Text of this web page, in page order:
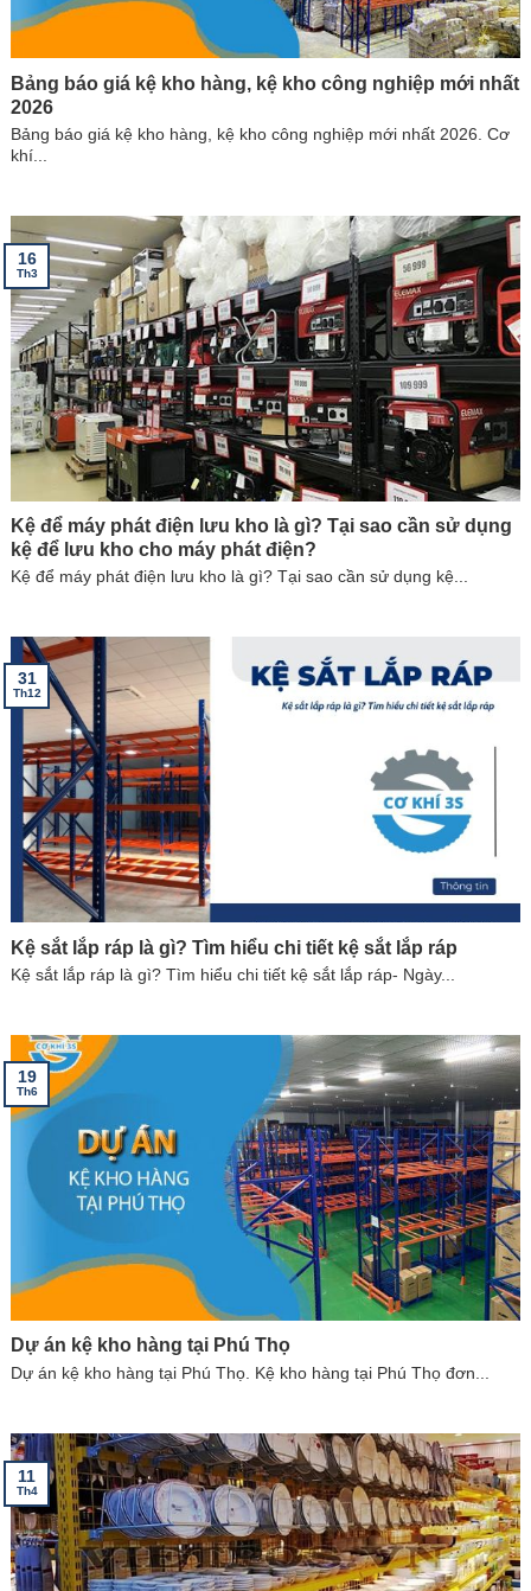
Bảng báo giá kệ kho hàng, kệ kho công nghiệp mới nhất
2026
Bảng báo giá kệ kho hàng, kệ kho công nghiệp mới nhất 2026. Cơ
khí...
Kệ để máy phát điện lưu kho là gì? Tại sao cần sử dụng
kệ để lưu kho cho máy phát điện?
Kệ để máy phát điện lưu kho là gì? Tại sao cần sử dụng kệ...
16
Th3
Kệ sắt lắp ráp là gì? Tìm hiểu chi tiết kệ sắt lắp ráp
Kệ sắt lắp ráp là gì? Tìm hiểu chi tiết kệ sắt lắp ráp- Ngày...
31
Th12
Dự án kệ kho hàng tại Phú Thọ
Dự án kệ kho hàng tại Phú Thọ. Kệ kho hàng tại Phú Thọ đơn...
19
Th6
11
Th4